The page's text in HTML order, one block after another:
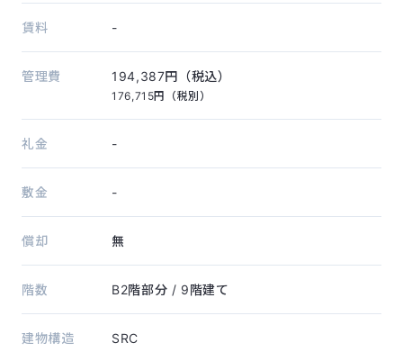
賃料 -
管理費 194,387円（税込）
176,715円（税別）
礼金 -
敷金 -
償却 無
階数 B2階部分 / 9階建て
建物構造 SRC